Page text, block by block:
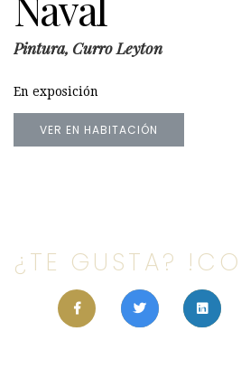
Pintura, Curro Leyton
En exposición
VER EN HABITACIÓN
¿TE GUSTA?